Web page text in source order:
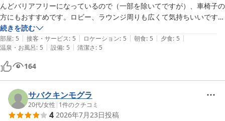
んどバリアフリーになっているので（一部を除いてですが）、車椅子の
方にもおすすめです。ロビー、ラウンジ周りも広くて気持ちいいです
が、三味線を演奏する舞台も吹き抜けから見渡すことができて開放感が
ありました。展望できる風呂も、大浴場もくつろいで過ごせました。料
理は半個室いただきました。少し掘りごたつ風ですが、テーブルが固定
された大きな板なので、座る時にちょっと窮屈に感じました。料理自体
は、全部美味しかったです。入口の前に、季節柄の風鈴が飾ってあって
夜はライトアップされていました。
続きを読む
部屋: 5 | 接客・サービス: 5 | ロケーション: 5 | 朝食: 5 | 夕食: 5 |
温泉・お風呂: 5 | 設備: 5 | 清潔さ: 5
164
サバクキンモグラ
20代/女性 | 1件のクチコミ
4 2026年7月23日投稿